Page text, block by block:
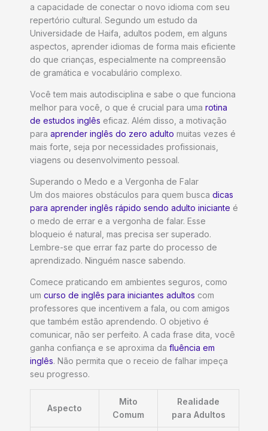
a capacidade de conectar o novo idioma com seu
repertório cultural. Segundo um estudo da
Universidade de Haifa, adultos podem, em alguns
aspectos, aprender idiomas de forma mais eficiente
do que crianças, especialmente na compreensão
de gramática e vocabulário complexo.
Você tem mais autodisciplina e sabe o que funciona
melhor para você, o que é crucial para uma rotina
de estudos inglês eficaz. Além disso, a motivação
para aprender inglês do zero adulto muitas vezes é
mais forte, seja por necessidades profissionais,
viagens ou desenvolvimento pessoal.
Superando o Medo e a Vergonha de Falar
Um dos maiores obstáculos para quem busca dicas
para aprender inglês rápido sendo adulto iniciante é
o medo de errar e a vergonha de falar. Esse
bloqueio é natural, mas precisa ser superado.
Lembre-se que errar faz parte do processo de
aprendizado. Ninguém nasce sabendo.
Comece praticando em ambientes seguros, como
um curso de inglês para iniciantes adultos com
professores que incentivem a fala, ou com amigos
que também estão aprendendo. O objetivo é
comunicar, não ser perfeito. A cada frase dita, você
ganha confiança e se aproxima da fluência em
inglês. Não permita que o receio de falhar impeça
seu progresso.
Aspecto
Mito
Comum
Realidade
para Adultos